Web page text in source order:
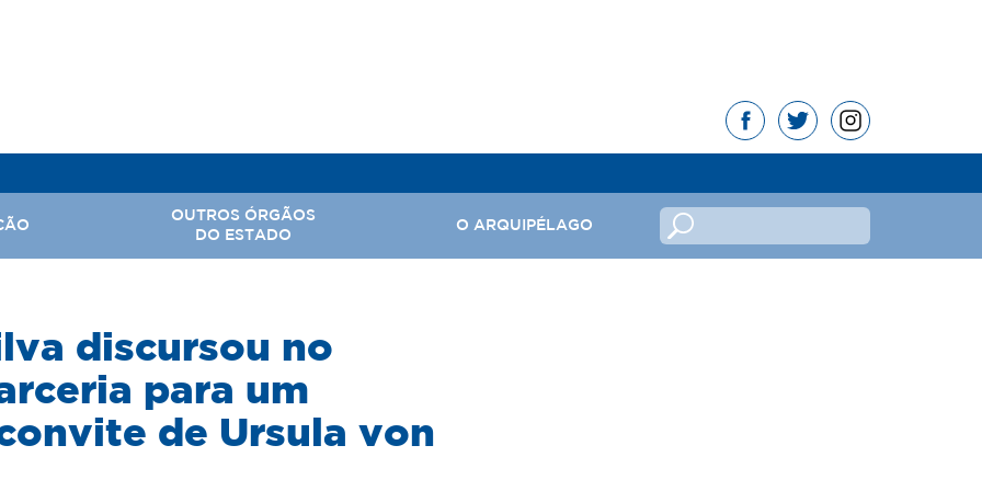
Parlamentares e Comunicação Social
Território
OUTROS ÓRGÃOS
DO ESTADO
O ARQUIPÉLAGO
discursou no
para um
de Ursula von